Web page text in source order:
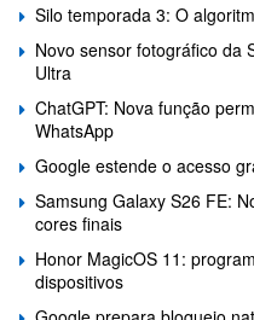
Silo temporada 3: O
Novo sensor fotográfico da
Ultra
ChatGPT: Nova função
WhatsApp
Google estende o acesso
Samsung Galaxy S26 FE:
cores finais
Honor MagicOS 11:
dispositivos